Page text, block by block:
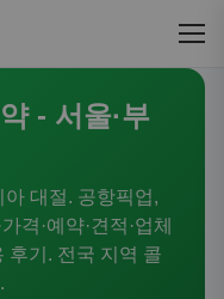
- 서울·부
대절. 공항픽업,
격·예약·견적·업체
후기. 전국 지역 콜